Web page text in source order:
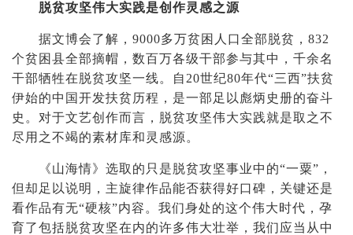
脱贫攻坚伟大实践是创作灵感之源
据文博会了解， 9000多万贫困人口全部脱贫，832
个贫困县全部摘帽，数百万各级干部参与其中，千余名
干部牺牲在脱贫攻坚一线。自20世纪80年代“三西”扶贫
伊始的中国开发扶贫历程，是一部足以彪炳史册的奋斗
史。对于文艺创作而言，脱贫攻坚伟大实践就是取之不
尽用之不竭的素材库和灵感源。
《山海情》选取的只是脱贫攻坚事业中的“一粟”，
但却足以说明，主旋律作品能否获得好口碑，关键还是
看作品有无“硬核”内容。我们身处的这个伟大时代，孕
育了包括脱贫攻坚在内的许多伟大壮举，我们应当从中